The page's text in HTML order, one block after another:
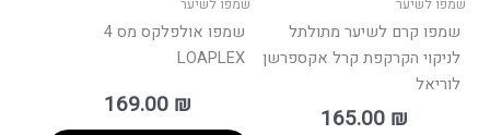
שמפו לשיער
שמפו קרם לשיער מתולתל
לניקוי הקרקפת קרל אקספרשן
לוריאל
165.00 ₪
שמפו לשיער
שמפו אולפלקס מס 4
LOAPLEX
169.00 ₪